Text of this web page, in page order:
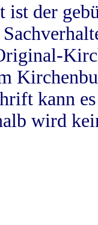
ist der
kann
wird